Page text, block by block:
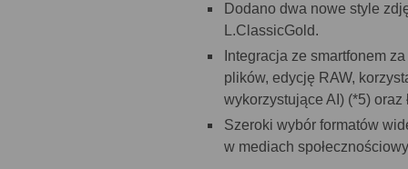
Dodano dwa nowe style
L.ClassicGold.
Integracja ze smartfonem
plików, edycję RAW,
wykorzystujące AI) (*5)
Szeroki wybór formatów
w mediach